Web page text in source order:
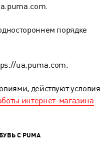
порядке
ua.puma.com.
действуют условия
интернет-магазина
С PUMA